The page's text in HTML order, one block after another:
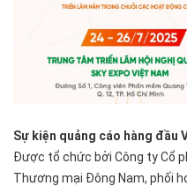
Sự kiện quảng cáo hàng đầu
Được tổ chức bởi Công ty Cổ
Thương mại Đông Nam, phối